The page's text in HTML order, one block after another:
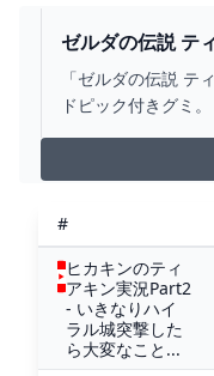
ゼルダの伝説 テ
ドピック＆グミ
ダイ キャンディ
「ゼルダの伝説 テ
ドピック付きグミ
ンナップ。まれに
ミ）はチュチュで
#
ヒカキンのティ
アキン実況Part2
- いきなりハイ
ラル城突撃した
ら大変なこと...